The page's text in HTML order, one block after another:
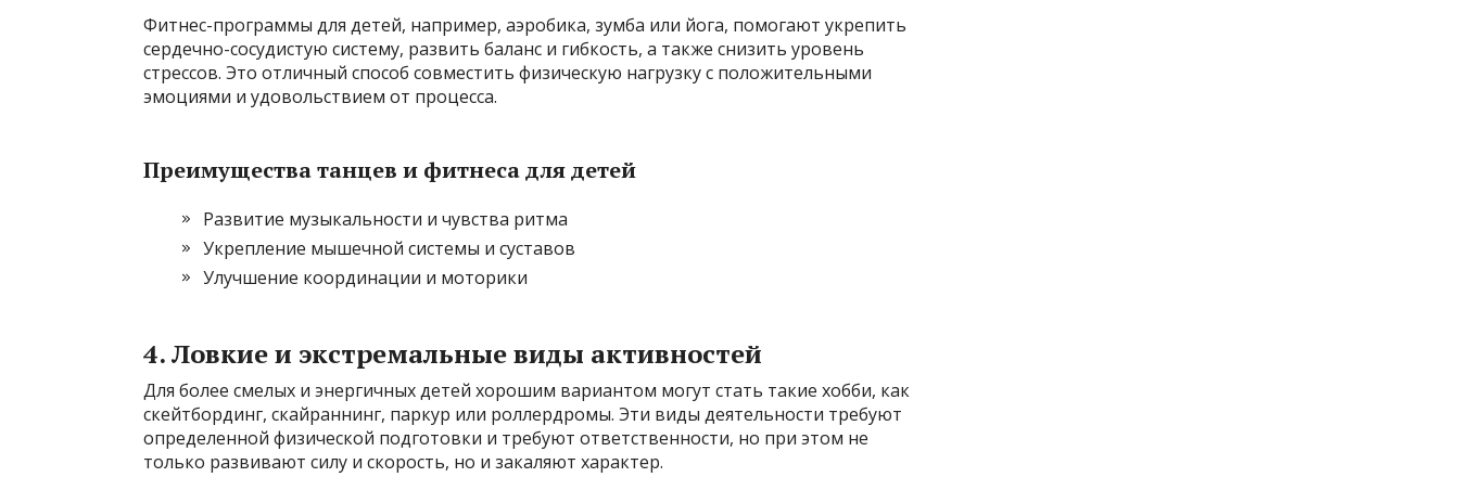
Фитнес-программы для детей, например, аэробика, зумба или йога, помогают укрепить
сердечно-сосудистую систему, развить баланс и гибкость, а также снизить уровень
стрессов. Это отличный способ совместить физическую нагрузку с положительными
эмоциями и удовольствием от процесса.
Преимущества танцев и фитнеса для детей
Развитие музыкальности и чувства ритма
Укрепление мышечной системы и суставов
Улучшение координации и моторики
4. Ловкие и экстремальные виды активностей
Для более смелых и энергичных детей хорошим вариантом могут стать такие хобби, как
скейтбординг, скайраннинг, паркур или роллердромы. Эти виды деятельности требуют
определенной физической подготовки и требуют ответственности, но при этом не
только развивают силу и скорость, но и закаляют характер.